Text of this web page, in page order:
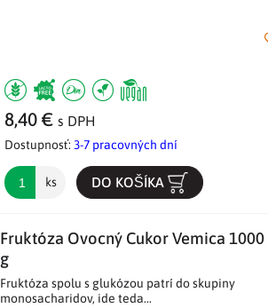
8,40 € s DPH
Dostupnosť: 3-7 pracovných dní
ks DO KOŠÍKA
Fruktóza Ovocný Cukor Vemica 1000
g
Fruktóza spolu s glukózou patrí do skupiny
monosacharidov, ide teda...